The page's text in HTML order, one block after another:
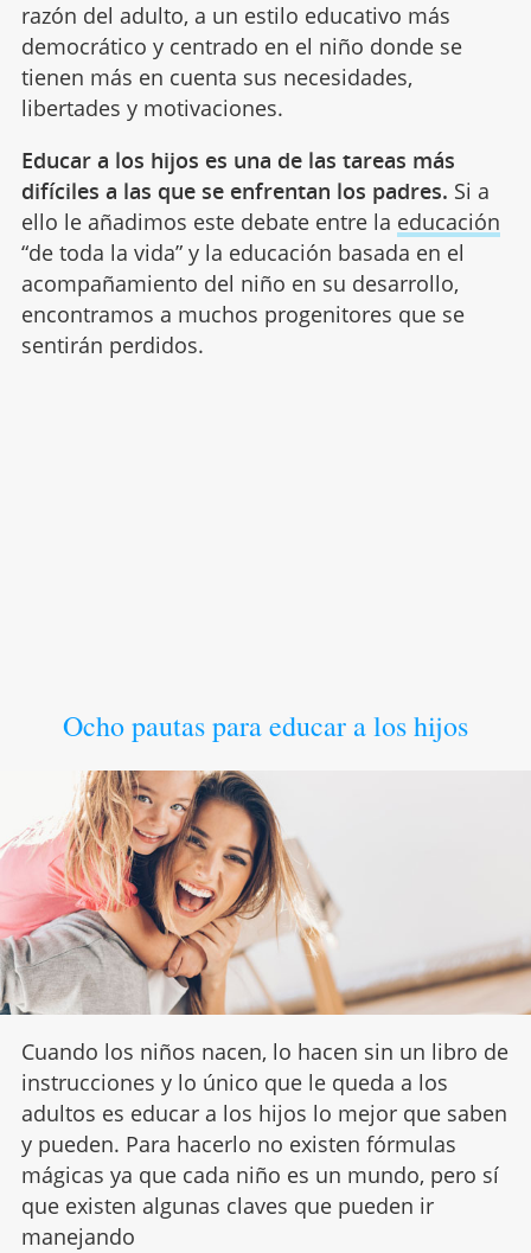
razón del adulto, a un estilo educativo más
democrático y centrado en el niño donde se
tienen más en cuenta sus necesidades,
libertades y motivaciones.
Educar a los hijos es una de las tareas más
difíciles a las que se enfrentan los padres. Si a
ello le añadimos este debate entre la educación
“de toda la vida” y la educación basada en el
acompañamiento del niño en su desarrollo,
encontramos a muchos progenitores que se
sentirán perdidos.
Ocho pautas para educar a los hijos
Cuando los niños nacen, lo hacen sin un libro de
instrucciones y lo único que le queda a los
adultos es educar a los hijos lo mejor que saben
y pueden. Para hacerlo no existen fórmulas
mágicas ya que cada niño es un mundo, pero sí
que existen algunas claves que pueden ir
manejando